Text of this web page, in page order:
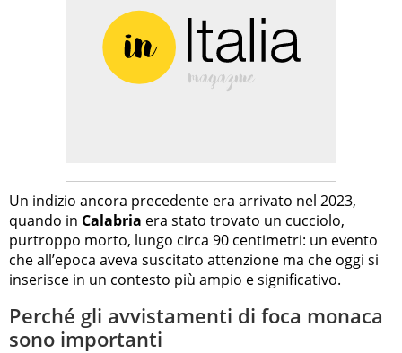
Un indizio ancora precedente era arrivato nel 2023,
quando in Calabria era stato trovato un cucciolo,
purtroppo morto, lungo circa 90 centimetri: un evento
che all’epoca aveva suscitato attenzione ma che oggi si
inserisce in un contesto più ampio e significativo.
Perché gli avvistamenti di foca monaca
sono importanti